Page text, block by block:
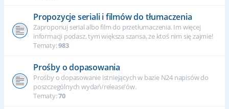
Propozycje seriali i filmów do tłumaczenia
Zaproponuj serial albo film do przetłumaczenia. Im więcej
informacji podasz, tym większa szansa, że ktoś nim się zajmie!
Tematy:983
Prośby o dopasowania
Prośby o dopasowanie istniejących w bazie N24 napisów do
poszczególnych wydań/release'ów.
Tematy:70